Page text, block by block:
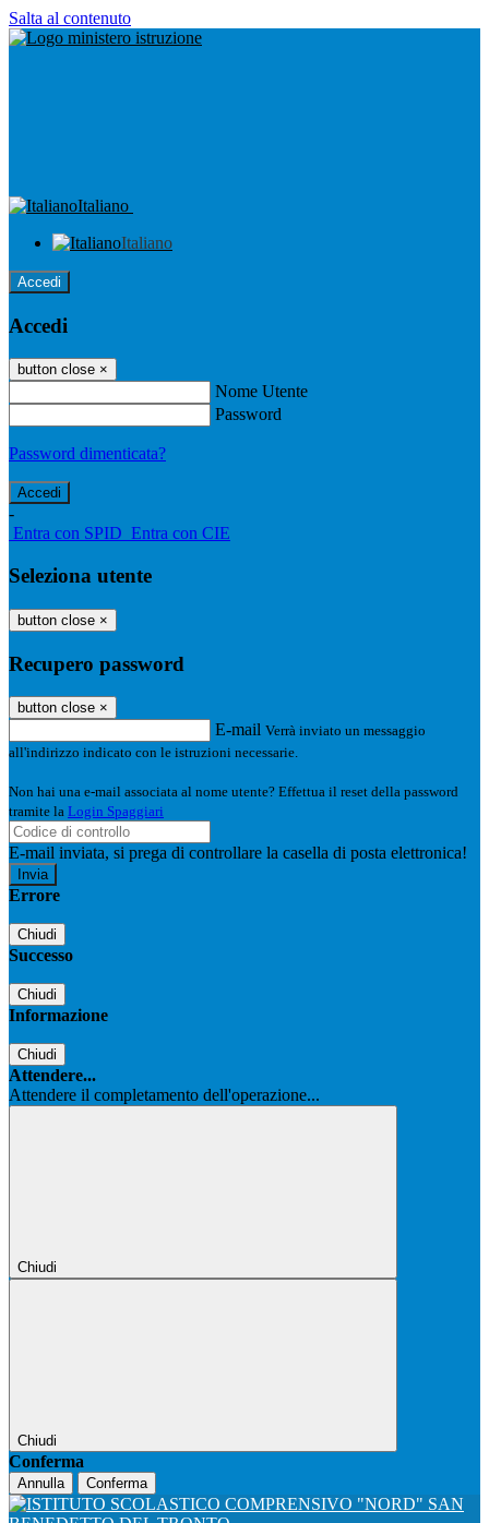
Salta al contenuto
Italiano
Italiano
Accedi
Accedi
button close ×
Nome Utente
Password
Password dimenticata?
-
Entra con SPID Entra con CIE
Seleziona utente
button close ×
Recupero password
button close ×
E-mail Verrà inviato un messaggio
all'indirizzo indicato con le istruzioni necessarie.
Non hai una e-mail associata al nome utente? Effettua il reset della password
tramite la Login Spaggiari
E-mail inviata, si prega di controllare la casella di posta elettronica!
Errore
Chiudi
Successo
Chiudi
Informazione
Chiudi
Attendere...
Attendere il completamento dell'operazione...
Chiudi
Chiudi
Conferma
Annulla Conferma